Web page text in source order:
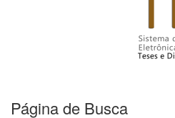
Página de Busca